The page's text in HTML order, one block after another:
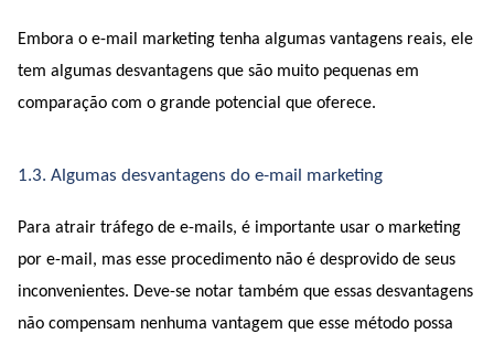
Embora o e-mail marketing tenha algumas vantagens reais, ele
tem algumas desvantagens que são muito pequenas em
comparação com o grande potencial que oferece.
1.3. Algumas desvantagens do e-mail marketing
Para atrair tráfego de e-mails, é importante usar o marketing
por e-mail, mas esse procedimento não é desprovido de seus
inconvenientes. Deve-se notar também que essas desvantagens
não compensam nenhuma vantagem que esse método possa